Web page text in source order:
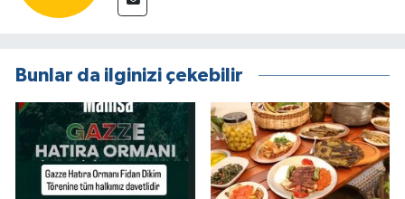
Bunlar da ilginizi çekebilir